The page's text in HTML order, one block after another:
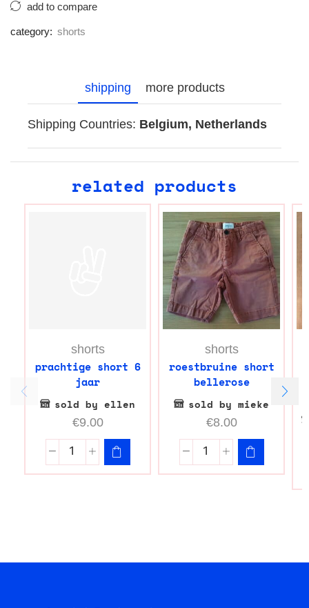
add to compare
category: shorts
shipping more products
Shipping Countries: Belgium, Netherlands
related products
shorts
prachtige short 6
jaar
sold by ellen
€9.00
shorts
roestbruine short
bellerose
sold by mieke
€8.00